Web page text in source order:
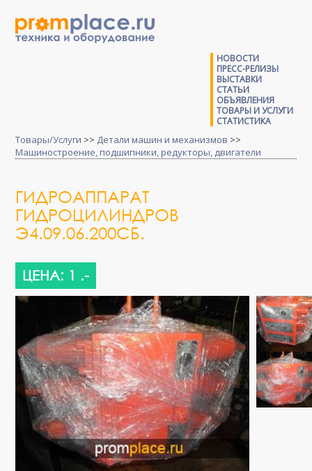
НОВОСТИ
ПРЕСС-РЕЛИЗЫ
ВЫСТАВКИ
СТАТЬИ
ОБЪЯВЛЕНИЯ
ТОВАРЫ И УСЛУГИ
СТАТИСТИКА
Товары/Услуги >> Детали машин и механизмов >>
Машиностроение, подшипники, редукторы, двигатели
ГИДРОАППАРАТ
ГИДРОЦИЛИНДРОВ
Э4.09.06.200СБ.
ЦЕНА: 1 .-